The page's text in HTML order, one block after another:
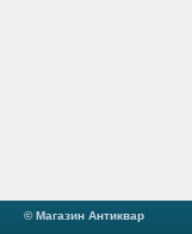
© Магазин Антиквар